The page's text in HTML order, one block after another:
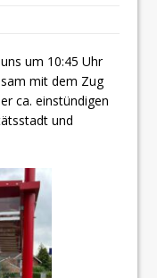
um 10:45 Uhr
mit dem Zug
ca. einstündigen
und